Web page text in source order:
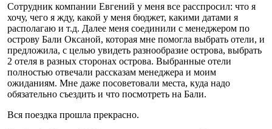
Сотрудник компании Евгений у меня все расспросил: что я
хочу, чего я жду, какой у меня бюджет, какими датами я
располагаю и т.д. Далее меня соединили с менеджером по
острову Бали Оксаной, которая мне помогла выбрать отели, и
предложила, с целью увидеть разнообразие острова, выбрать
2 отеля в разных сторонах острова. Выбранные отели
полностью отвечали рассказам менеджера и моим
ожиданиям. Мне даже посоветовали места, куда надо
обязательно съездить и что посмотреть на Бали.
Вся поездка прошла прекрасно.